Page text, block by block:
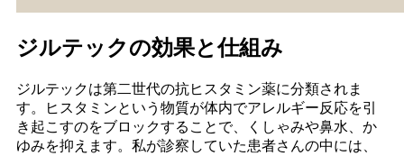
ジルテックの効果と仕組み
ジルテックは第二世代の抗ヒスタミン薬に分類されま
す。ヒスタミンという物質が体内でアレルギー反応を引
き起こすのをブロックすることで、くしゃみや鼻水、か
ゆみを抑えます。私が診察していた患者さんの中には、